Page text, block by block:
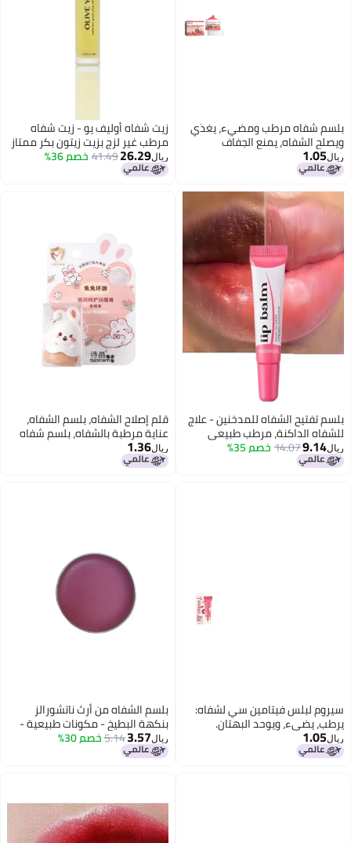
بلسم شفاه مرطب ومضيء، يغذي
ويصلح الشفاه، يمنع الجفاف
والتقشر، ويقلل من خطوط الشفاه.
ريال1.05
زيت شفاه أوليف يو - زيت شفاه
مرطب غير لزج بزيت زيتون بكر ممتاز
يوناني وسكوالين - نباتي، خالٍ من
القسوة، خالٍ من البارابين، هدية
ريال26.29
41.49خصم 36%
بلسم تفتيح الشفاه للمدخنين - علاج
للشفاه الداكنة، مرطب طبيعي
وردي اللون لإصلاح الشفاه الجافة
والمتغيرة اللون وغير المتجانسة
ريال9.14
14.07خصم 35%
قلم إصلاح الشفاه، بلسم الشفاه،
عناية مرطبة بالشفاه، بلسم شفاه
محمول للأطفال بنكهة الأرنب
اللطيف مع سلسلة مفاتيح
ريال1.36
سيروم لبلس فيتامين سي لشفاه:
يرطب، يضيء، ويوحد البهتان.
(مكمل قناع الشفاه)
ريال1.05
بلسم الشفاه من أرث ناتشورالز
بنكهة البطيخ - مكونات طبيعية -
عضوي - نباتي - منتج حلال -
ريال3.57
5.14خصم 30%